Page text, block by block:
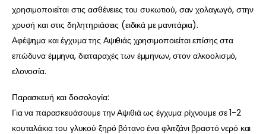
χρησιμοποιείται στις ασθένειες του συκωτιού, σαν χολαγωγό, στην
χρυσή και στις δηλητηριάσεις (ειδικά με μανιτάρια).
Αφέψημα και έγχυμα της Αψιθιάς χρησιμοποιείται επίσης στα
επώδυνα έμμηνα, διαταραχές των έμμηνων, στον αλκοολισμό,
ελονοσία.
Παρασκευή και δοσολογία:
Για να παρασκευάσουμε την Αψιθιά ως έγχυμα ρίχνουμε σε 1-2
κουταλάκια του γλυκού ξηρό βότανο ένα φλιτζάνι βραστό νερό και